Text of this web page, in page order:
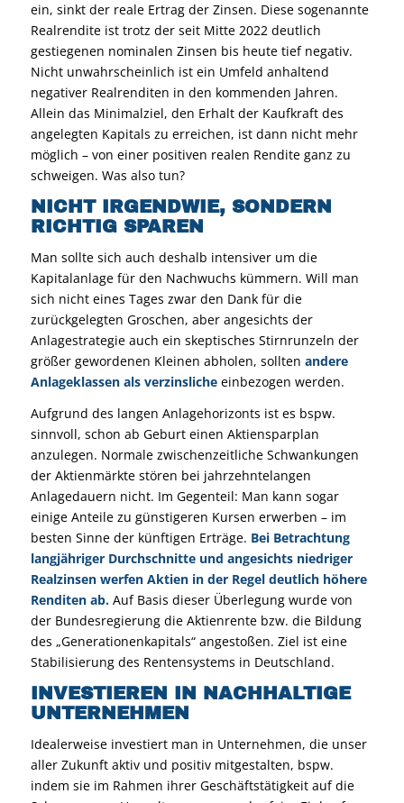
ein, sinkt der reale Ertrag der Zinsen. Diese sogenannte
Realrendite ist trotz der seit Mitte 2022 deutlich
gestiegenen nominalen Zinsen bis heute tief negativ.
Nicht unwahrscheinlich ist ein Umfeld anhaltend
negativer Realrenditen in den kommenden Jahren.
Allein das Minimalziel, den Erhalt der Kaufkraft des
angelegten Kapitals zu erreichen, ist dann nicht mehr
möglich – von einer positiven realen Rendite ganz zu
schweigen. Was also tun?
NICHT IRGENDWIE, SONDERN
RICHTIG SPAREN
Man sollte sich auch deshalb intensiver um die
Kapitalanlage für den Nachwuchs kümmern. Will man
sich nicht eines Tages zwar den Dank für die
zurückgelegten Groschen, aber angesichts der
Anlagestrategie auch ein skeptisches Stirnrunzeln der
größer gewordenen Kleinen abholen, sollten andere
Anlageklassen als verzinslicheeinbezogen werden.
Aufgrund des langen Anlagehorizonts ist es bspw.
sinnvoll, schon ab Geburt einen Aktiensparplan
anzulegen. Normale zwischenzeitliche Schwankungen
der Aktienmärkte stören bei jahrzehntelangen
Anlagedauern nicht. Im Gegenteil: Man kann sogar
einige Anteile zu günstigeren Kursen erwerben – im
besten Sinne der künftigen Erträge. Bei Betrachtung
langjähriger Durchschnitte und angesichts niedriger
Realzinsen werfen Aktien in der Regel deutlich höhere
Renditen ab.Auf Basis dieser Überlegung wurde von
der Bundesregierung die Aktienrente bzw. die Bildung
des „Generationenkapitals“ angestoßen. Ziel ist eine
Stabilisierung des Rentensystems in Deutschland.
INVESTIEREN IN NACHHALTIGE
UNTERNEHMEN
Idealerweise investiert man in Unternehmen, die unser
aller Zukunft aktiv und positiv mitgestalten, bspw.
indem sie im Rahmen ihrer Geschäftstätigkeit auf die